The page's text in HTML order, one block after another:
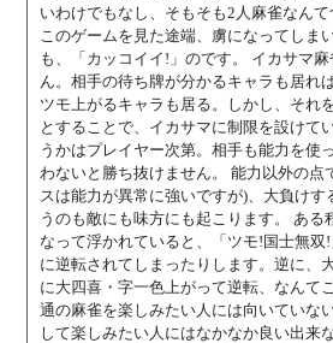
いわけでもなし、そもそも2人麻雀なんて
このゲームを見た途端、虜になってしま
も、「カッコイイ!」のです。 イカサマ
ん。相手の待ち牌が分かるキャラも居れ
ツモ上がるキャラも居る。しかし、それ
とすることで、イカサマに制限を設けて
うかはプレイヤー次第。相手も能力を使
わないと勝ち抜けません。 能力以外の点
スは能力が異常に強いですが)、大負け
うのも敵にも味方にも起こります。 ある
なって浮かれていると、「ツモ!国士無双
に逆転されてしまったりします。逆に、
に大四喜・字一色上がって逆転、なんて
通の麻雀を楽しみたい人には向いていな
して楽しみたい人にはなかなか良い出来